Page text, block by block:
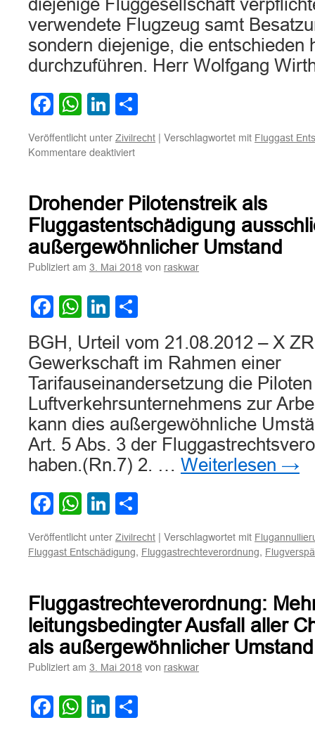
diejenige Fluggesellschaft
verwendete Flugzeug samt
sondern diejenige, die entschieden
durchzuführen. Herr Wolfgang
Facebook
WhatsApp
LinkedIn
Veröffentlicht unter Zivilrecht | Verschlagwortet mit Fluggast
Kommentare deaktiviertfür
muss
Ausgleichsleistung
auch
bei
Anmietung
von
zahlen
Drohender Pilotenstreik als
Fluggastentschädigung
außergewöhnlicher Umstand
Publiziert am 3. Mai 2018 von raskwar
Facebook
WhatsApp
LinkedIn
BGH, Urteil vom 21.08.2012 – X
Gewerkschaft im Rahmen einer
Tarifauseinandersetzung die
Luftverkehrsunternehmens zur
kann dies außergewöhnliche
Art. 5 Abs. 3 der
haben.(Rn.7) 2. … Weiterlesen →
Facebook
WhatsApp
LinkedIn
Veröffentlicht unter Zivilrecht | Verschlagwortet mit
Fluggast Entschädigung, Fluggastrechteverordnung,
Fluggastrechteverordnung:
leitungsbedingter Ausfall aller
als außergewöhnlicher Umstand
Publiziert am 3. Mai 2018 von raskwar
Facebook
WhatsApp
LinkedIn